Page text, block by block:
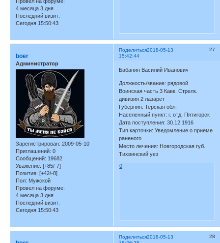
4 месяца 3 дня
Последний визит:
Сегодня 15:50:43
Поделиться 27
2018-05-13
15:42:44
boer
Администратор
Зарегистрирован: 2009-05-10
Приглашений: 0
Сообщений: 19682
Уважение: [+85/-7]
Позитив: [+42/-8]
Пол: Мужской
Провел на форуме:
4 месяца 3 дня
Последний визит:
Сегодня 15:50:43
Бабанин Василий Иванович
Должность/звание: рядовой
Воинская часть 3 Кавк. Стрелк.
дивизия 2 лазарет
Губерния: Терская обл.
Населенный пункт: г. отд. Пятигорск
Дата поступления: 30.12.1916
Тип карточки: Уведомление о приеме
раненого
Место лечения: Новгородская губ.,
Тихвинский уез
0
Поделиться 28
2018-05-13